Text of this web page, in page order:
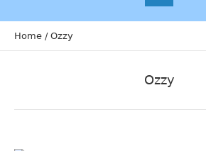
Home / Ozzy
Ozzy